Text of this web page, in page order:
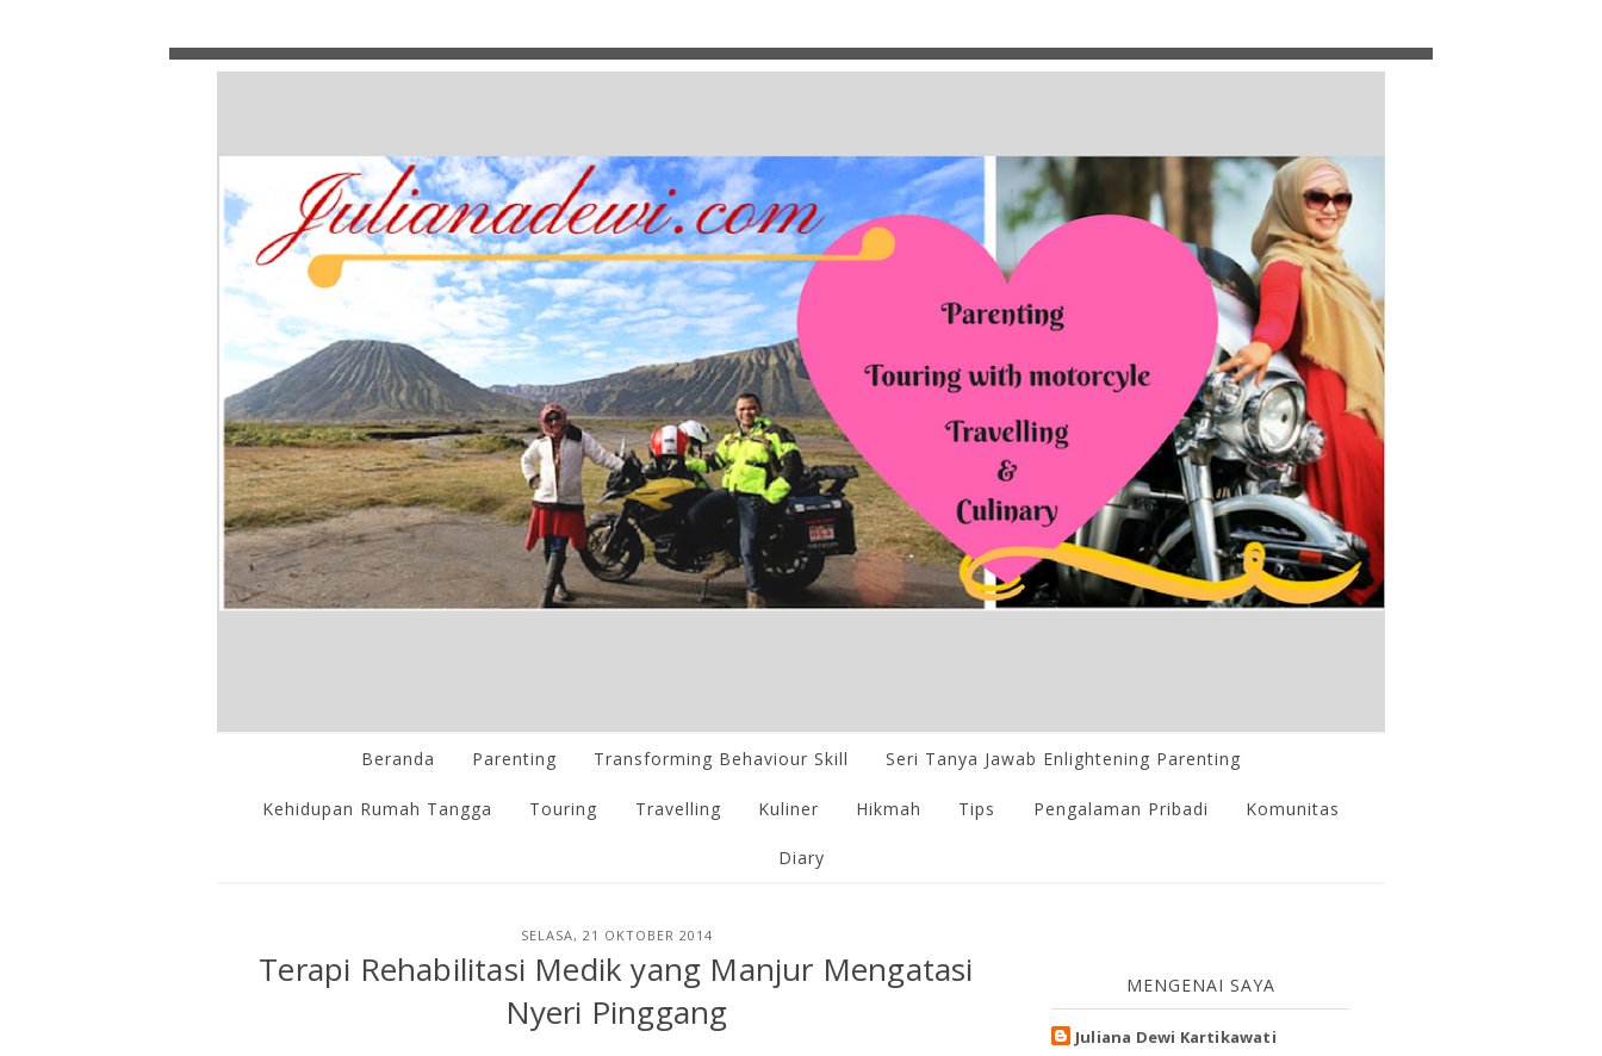
Beranda Parenting Transforming Behaviour Skill Seri Tanya Jawab Enlightening Parenting
Kehidupan Rumah Tangga Touring Travelling Kuliner Hikmah Tips Pengalaman Pribadi Komunitas
Diary
SELASA, 21 OKTOBER 2014
Terapi Rehabilitasi Medik yang Manjur Mengatasi
Nyeri Pinggang
MENGENAI SAYA
Juliana Dewi Kartikawati